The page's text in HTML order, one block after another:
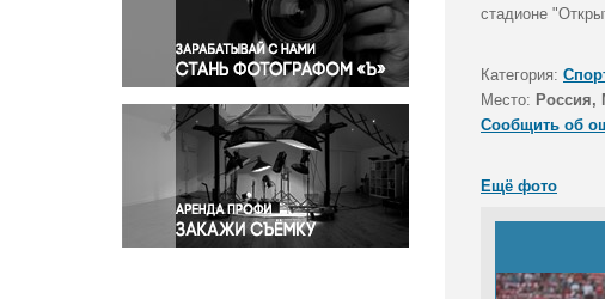
Правосудие
Происшествия и конфликты
Религия
Светская жизнь
Спорт
Экология
Экономика и бизнес
стадионе
Категория:
Место: Россия,
Сообщить об
Ещё фото